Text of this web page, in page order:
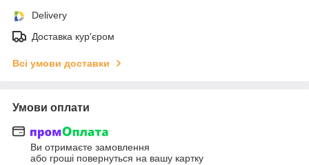
Delivery
Доставка кур'єром
Всі умови доставки
Умови оплати
Ви отримаєте замовлення
або гроші повернуться на вашу картку